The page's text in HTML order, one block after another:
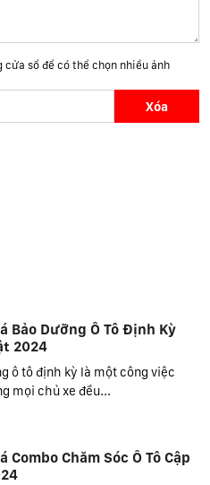
sổ để có thể chọn nhiều ảnh
Xóa
Bảo Dưỡng Ô Tô Định Kỳ
2024
ô tô định kỳ là một công việc
mọi chủ xe đều...
Combo Chăm Sóc Ô Tô Cập